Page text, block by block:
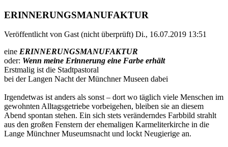
ERINNERUNGSMANUFAKTUR
Veröffentlicht von Gast (nicht überprüft) Di., 16.07.2019 13:51
eine ERINNERUNGSMANUFAKTUR
oder: Wenn meine Erinnerung eine Farbe erhält
Erstmalig ist die Stadtpastoral
bei der Langen Nacht der Münchner Museen dabei
Irgendetwas ist anders als sonst – dort wo täglich viele Menschen im
gewohnten Alltagsgetriebe vorbeigehen, bleiben sie an diesem
Abend spontan stehen. Ein sich stets veränderndes Farbbild strahlt
aus den großen Fenstern der ehemaligen Karmeliterkirche in die
Lange Münchner Museumsnacht und lockt Neugierige an.